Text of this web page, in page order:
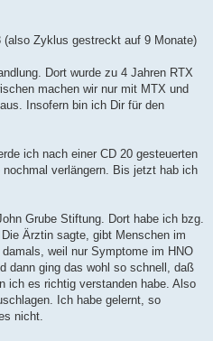
(also Zyklus gestreckt auf 9 Monate)
Dort wurde zu 4 Jahren RTX
machen wir nur mit MTX und
Insofern bin ich Dir für den
ich nach einer CD 20 gesteuerten
verlängern. Bis jetzt hab ich
Grube Stiftung. Dort habe ich bzg.
Ärztin sagte, gibt Menschen im
weil nur Symptome im HNO
dann ging das wohl so schnell, daß
ich es richtig verstanden habe. Also
Ich habe gelernt, so
nicht.